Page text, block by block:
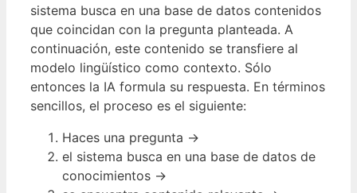
sistema busca en una base de datos contenidos
que coincidan con la pregunta planteada. A
continuación, este contenido se transfiere al
modelo lingüístico como contexto. Sólo
entonces la IA formula su respuesta. En términos
sencillos, el proceso es el siguiente:
Haces una pregunta →
el sistema busca en una base de datos de
conocimientos →